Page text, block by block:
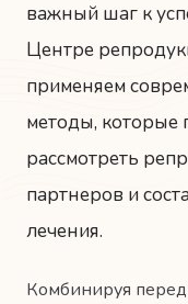
важный шаг к
Центре
применяем
методы, которые
рассмотреть
партнеров и
лечения.
Комбинируя